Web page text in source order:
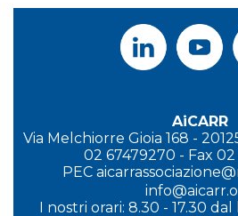
AiCARR
Via Melchiorre Gioia 168 -
02 67479270 - Fax
PEC
I nostri orari: 8.30 - 17.30